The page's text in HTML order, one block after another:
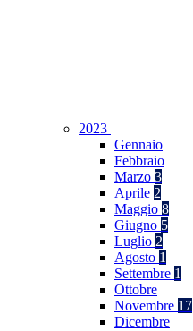
2023
Gennaio
Febbraio
Marzo 3
Aprile 2
Maggio 8
Giugno 5
Luglio 2
Agosto 1
Settembre 1
Ottobre
Novembre 17
Dicembre